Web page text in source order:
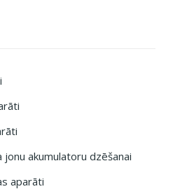
akumulatoru dzēšanai
aparāti